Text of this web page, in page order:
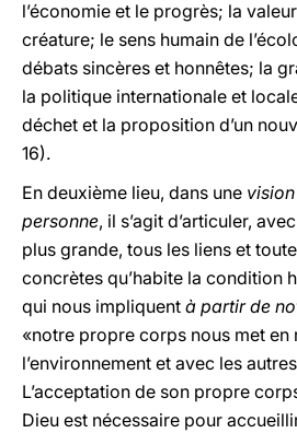
l’économie et le progrès; la
créature; le sens humain de
débats sincères et honnêtes; la
la politique internationale et
déchet et la proposition d’un
16).
En deuxième lieu, dans une
personne, il s’agit d’articuler,
plus grande, tous les liens et
concrètes qu’habite la condition
qui nous impliquent à partir de
«notre propre corps nous met
l’environnement et avec les
L’acceptation de son propre
Dieu est nécessaire pour